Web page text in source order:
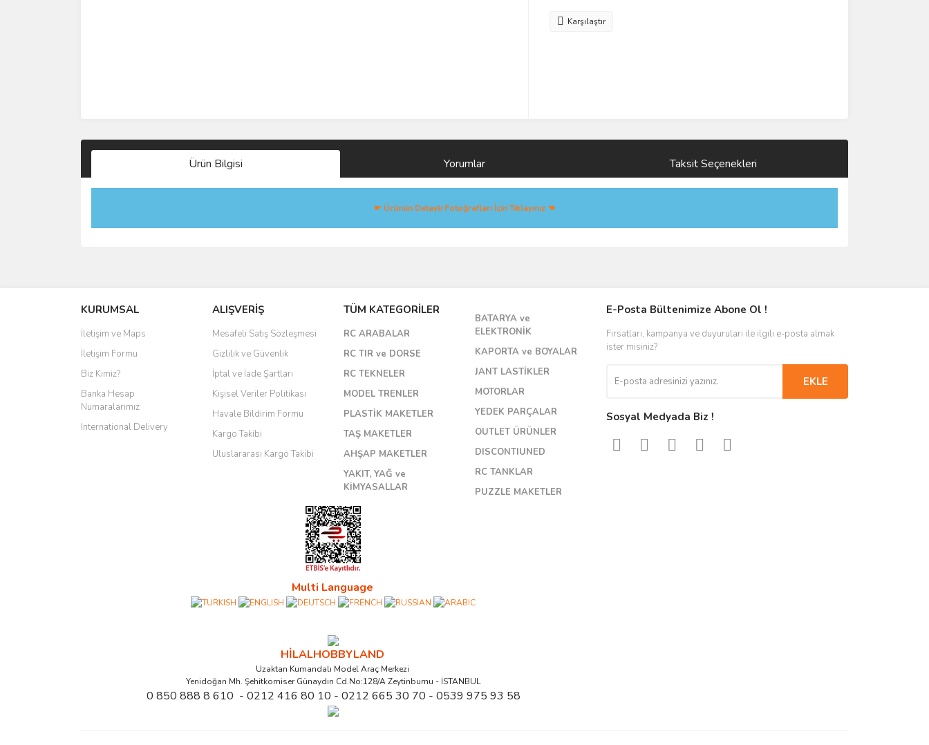
Karşılaştır
Ürün Bilgisi Yorumlar Taksit Seçenekleri
☛ Ürünün Detaylı Fotoğrafları İçin Tıklayınız ☚
Yorum Yaz
KURUMSAL
İletişim ve Maps
İletişim Formu
Biz Kimiz?
Banka Hesap
Numaralarımız
International Delivery
ALIŞVERİŞ
Mesafeli Satış Sözleşmesi
Gizlilik ve Güvenlik
İptal ve İade Şartları
Kişisel Veriler Politikası
Havale Bildirim Formu
Kargo Takibi
Uluslararası Kargo Takibi
TÜM KATEGORİLER
RC ARABALAR
RC TIR ve DORSE
RC TEKNELER
MODEL TRENLER
PLASTİK MAKETLER
TAŞ MAKETLER
AHŞAP MAKETLER
YAKIT, YAĞ ve
KİMYASALLAR
BATARYA ve
ELEKTRONİK
KAPORTA ve BOYALAR
JANT LASTİKLER
MOTORLAR
YEDEK PARÇALAR
OUTLET ÜRÜNLER
DISCONTIUNED
RC TANKLAR
PUZZLE MAKETLER
Multi Language
HİLALHOBBYLAND
Uzaktan Kumandalı Model Araç Merkezi
Yenidoğan Mh. Şehitkomiser Günaydın Cd.No:128/A Zeytinburnu - İSTANBUL
0 850 888 8 610 - 0212 416 80 10 - 0212 665 30 70 - 0539 975 93 58
E-Posta Bültenimize Abone Ol !
Fırsatları, kampanya ve duyuruları ile ilgili e-posta almak
ister misiniz?
EKLE
Sosyal Medyada Biz !